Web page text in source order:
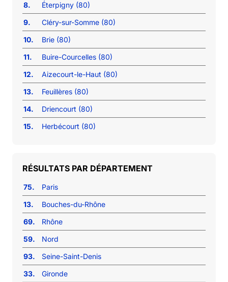
8.
Éterpigny (80)
9.
Cléry-sur-Somme (80)
10.
Brie (80)
11.
Buire-Courcelles (80)
12.
Aizecourt-le-Haut (80)
13.
Feuillères (80)
14.
Driencourt (80)
15.
Herbécourt (80)
RÉSULTATS PAR DÉPARTEMENT
75.
Paris
13.
Bouches-du-Rhône
69.
Rhône
59.
Nord
93.
Seine-Saint-Denis
33.
Gironde